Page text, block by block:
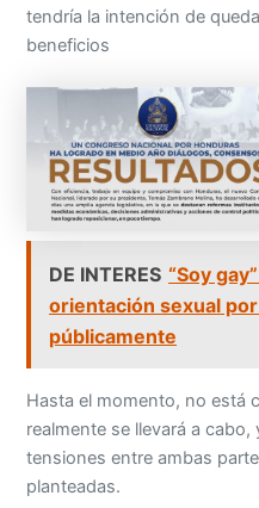
tendría la intención de
beneficios
DE INTERES “Soy
orientación sexual
públicamente
Hasta el momento, no está
realmente se llevará a
tensiones entre ambas
planteadas.